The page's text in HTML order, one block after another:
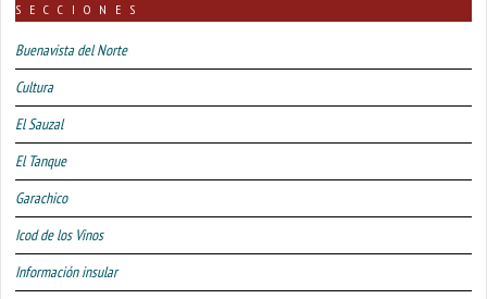
SECCIONES
Buenavista del Norte
Cultura
El Sauzal
El Tanque
Garachico
Icod de los Vinos
Información insular